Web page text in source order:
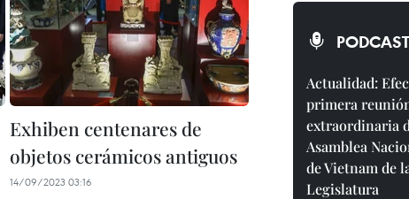
Exhiben centenares de
objetos cerámicos antiguos
14/09/2023 03:16
PODCAST
Actualidad:
primera
extraordinaria
Asamblea
de Vietnam de
Legislatura